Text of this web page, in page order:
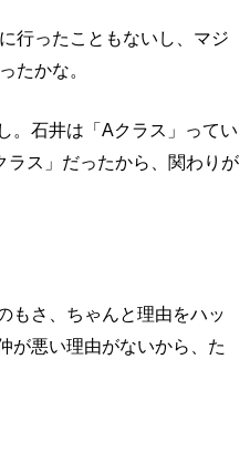
行ったこともないし、マジ
たかな。
。石井は「Aクラス」ってい
ラス」だったから、関わりが
もさ、ちゃんと理由をハッ
が悪い理由がないから、た